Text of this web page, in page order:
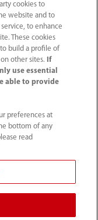
cookies to
website and to
to enhance
These cookies
build a profile of
other sites.
If
use essential
able to provide
preferences at
bottom of any
read